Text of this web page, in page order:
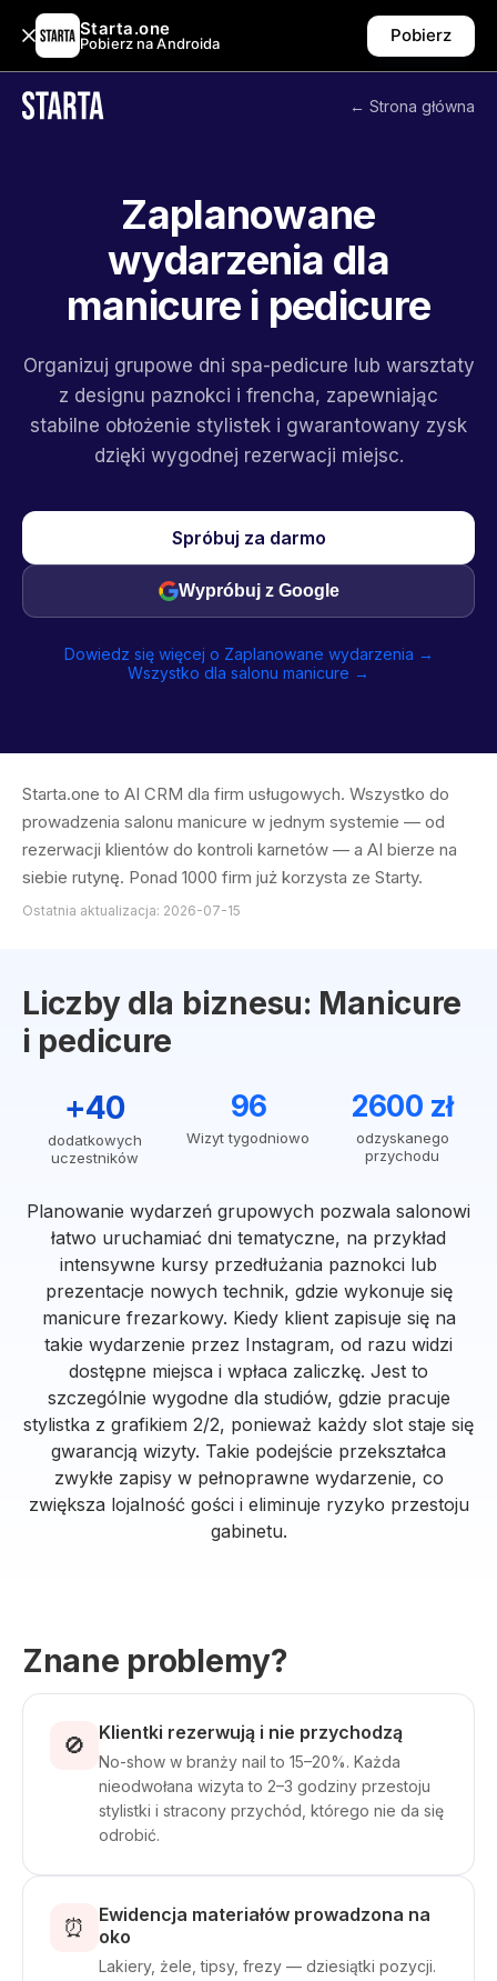
Starta.one
Pobierz na Androida Pobierz
← Strona główna
Zaplanowane
wydarzenia dla
manicure i pedicure
Organizuj grupowe dni spa-pedicure lub warsztaty
z designu paznokci i frencha, zapewniając
stabilne obłożenie stylistek i gwarantowany zysk
dzięki wygodnej rezerwacji miejsc.
Spróbuj za darmo
Wypróbuj z Google
Dowiedz się więcej o Zaplanowane wydarzenia →
Wszystko dla salonu manicure →
Starta.one to AI CRM dla firm usługowych. Wszystko do
prowadzenia salonu manicure w jednym systemie — od
rezerwacji klientów do kontroli karnetów — a AI bierze na
siebie rutynę. Ponad 1000 firm już korzysta ze Starty.
Ostatnia aktualizacja: 2026-07-15
Liczby dla biznesu: Manicure
i pedicure
+40
dodatkowych
uczestników
96
Wizyt tygodniowo
2600 zł
odzyskanego
przychodu
Planowanie wydarzeń grupowych pozwala salonowi
łatwo uruchamiać dni tematyczne, na przykład
intensywne kursy przedłużania paznokci lub
prezentacje nowych technik, gdzie wykonuje się
manicure frezarkowy. Kiedy klient zapisuje się na
takie wydarzenie przez Instagram, od razu widzi
dostępne miejsca i wpłaca zaliczkę. Jest to
szczególnie wygodne dla studiów, gdzie pracuje
stylistka z grafikiem 2/2, ponieważ każdy slot staje się
gwarancją wizyty. Takie podejście przekształca
zwykłe zapisy w pełnoprawne wydarzenie, co
zwiększa lojalność gości i eliminuje ryzyko przestoju
gabinetu.
Znane problemy?
🚫 Klientki rezerwują i nie przychodzą
No-show w branży nail to 15–20%. Każda
nieodwołana wizyta to 2–3 godziny przestoju
stylistki i stracony przychód, którego nie da się
odrobić.
⏰
Ewidencja materiałów prowadzona na
oko
Lakiery, żele, tipsy, frezy — dziesiątki pozycji.